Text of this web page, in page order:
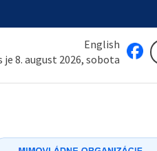
English
je 8. august 2026, sobota